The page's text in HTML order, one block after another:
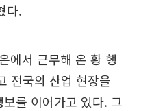
다.
에서 근무해 온 황 행
전국의 산업 현장을
를 이어가고 있다. 그